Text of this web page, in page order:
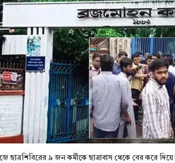
ছাত্রশিবিরের ৯ জন কর্মীকে ছাত্রাবাস থেকে বের করে